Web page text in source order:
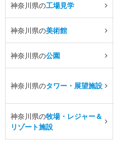
神奈川県の工場見学
神奈川県の美術館
神奈川県の公園
神奈川県のタワー・展望施設
神奈川県の牧場・レジャー＆
リゾート施設